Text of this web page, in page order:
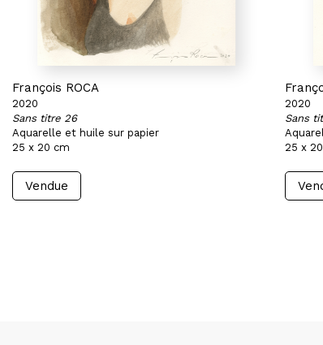
François ROCA
2020
Sans titre 26
Aquarelle et huile sur papier
25 x 20 cm
Vendue
2020
Sans
25 x